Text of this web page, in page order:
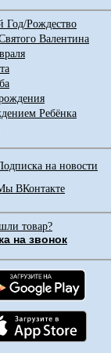
Год/Рождество
Валентина
Ребёнка
на новости
ВКонтакте
товар?
на звонок